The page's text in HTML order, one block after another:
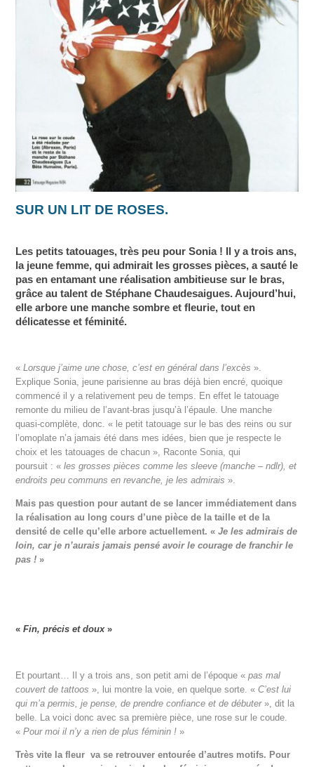
SUR UN LIT DE ROSES.
Les petits tatouages, très peu pour Sonia ! Il y a trois ans,
la jeune femme, qui admirait les grosses pièces, a sauté le
pas en entamant une réalisation ambitieuse sur le bras,
grâce au talent de Stéphane Chaudesaigues. Aujourd’hui,
elle arbore une manche sombre et fleurie, tout en
délicatesse et féminité.
«Lorsque j’aime une chose, c’est en général dans l’excès».
Explique Sonia, jeune parisienne au bras déjà bien encré, quoique
commencé il y a relativement peu de temps. En effet le tatouage
remonte du milieu de l’avant-bras jusqu’à l’épaule. Une manche
quasi-complète, donc. « le petit tatouage sur le bas des reins ou sur
l’omoplate n’a jamais été dans mes idées, bien que je respecte le
choix et les tatouages de chacun », Raconte Sonia, qui
poursuit : «les grosses pièces comme les sleeve (manche – ndlr), et
endroits peu communs en revanche, je les admirais ».
Mais pas question pour autant de se lancer immédiatement dans
la réalisation au long cours d’une pièce de la taille et de la
densité de celle qu’elle arbore actuellement. «Je les admirais de
loin, car je n’aurais jamais pensé avoir le courage de franchir le
pas !»
«Fin, précis et doux»
Et pourtant… Il y a trois ans, son petit ami de l’époque «pas mal
couvert de tattoos», lui montre la voie, en quelque sorte. «C’est lui
qui m’a permis, je pense, de prendre confiance et de débuter», dit la
belle. La voici donc avec sa première pièce, une rose sur le coude.
«Pour moi il n’y a rien de plus féminin ! »
Très vite la fleur va se retrouver entourée d’autres motifs. Pour